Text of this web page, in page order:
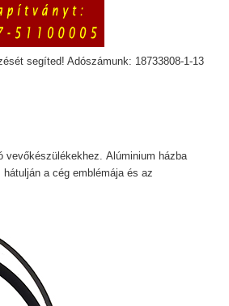
segíted! Adószámunk: 18733808-1-13
vevőkészülékekhez. Alúminium házba
a cég emblémája és az